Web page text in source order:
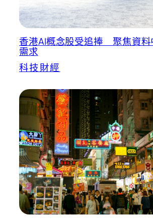
香港AI概念股受追捧 聚焦資料
需求
科技財經